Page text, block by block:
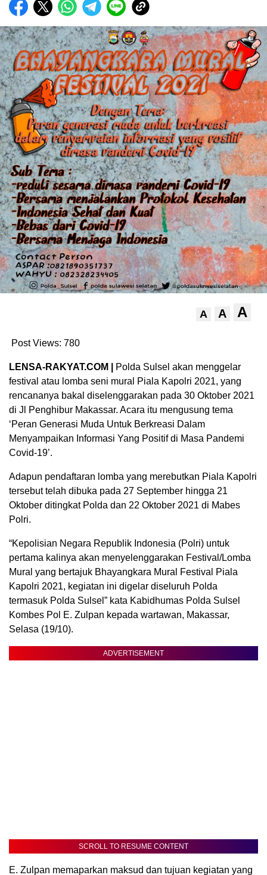
A A A
Post Views: 780
LENSA-RAKYAT.COM |
Polda Sulsel akan menggelar
festival atau lomba seni mural Piala Kapolri 2021, yang
rencananya bakal diselenggarakan pada 30 Oktober 2021
di Jl Penghibur Makassar. Acara itu mengusung tema
‘Peran Generasi Muda Untuk Berkreasi Dalam
Menyampaikan Informasi Yang Positif di Masa Pandemi
Covid-19’.
Adapun pendaftaran lomba yang merebutkan Piala Kapolri
tersebut telah dibuka pada 27 September hingga 21
Oktober ditingkat Polda dan 22 Oktober 2021 di Mabes
Polri.
“Kepolisian Negara Republik Indonesia (Polri) untuk
pertama kalinya akan menyelenggarakan Festival/Lomba
Mural yang bertajuk Bhayangkara Mural Festival Piala
Kapolri 2021, kegiatan ini digelar diseluruh Polda
termasuk Polda Sulsel” kata Kabidhumas Polda Sulsel
Kombes Pol E. Zulpan kepada wartawan, Makassar,
Selasa (19/10).
ADVERTISEMENT
SCROLL TO RESUME CONTENT
E. Zulpan memaparkan maksud dan tujuan kegiatan yang